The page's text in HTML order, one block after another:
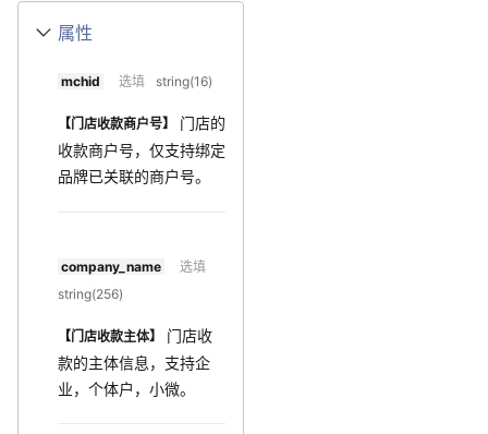
属性
mchid 选填 string(16)
【门店收款商户号】
门店的
收款商户号，仅支持绑定
品牌已关联的商户号。
company_name
选填
string(256)
【门店收款主体】
门店收
款的主体信息，支持企
业，个体户，小微。